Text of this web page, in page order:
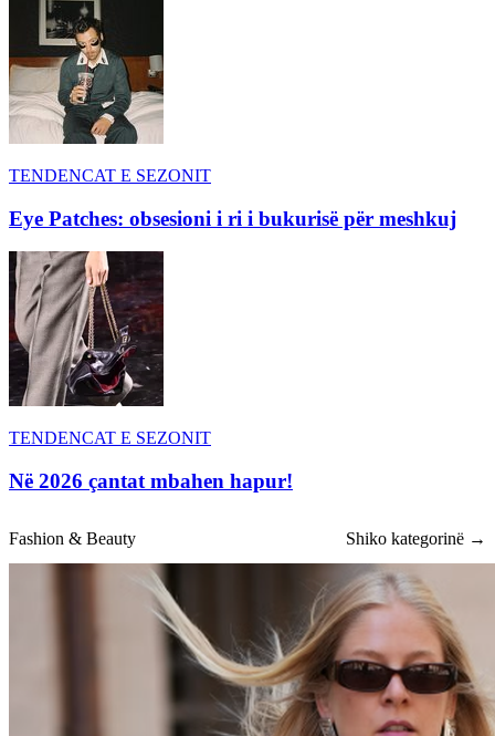
TENDENCAT E SEZONIT
Eye Patches: obsesioni i ri i bukurisë për meshkuj
TENDENCAT E SEZONIT
Në 2026 çantat mbahen hapur!
Fashion & Beauty Shiko kategorinë →